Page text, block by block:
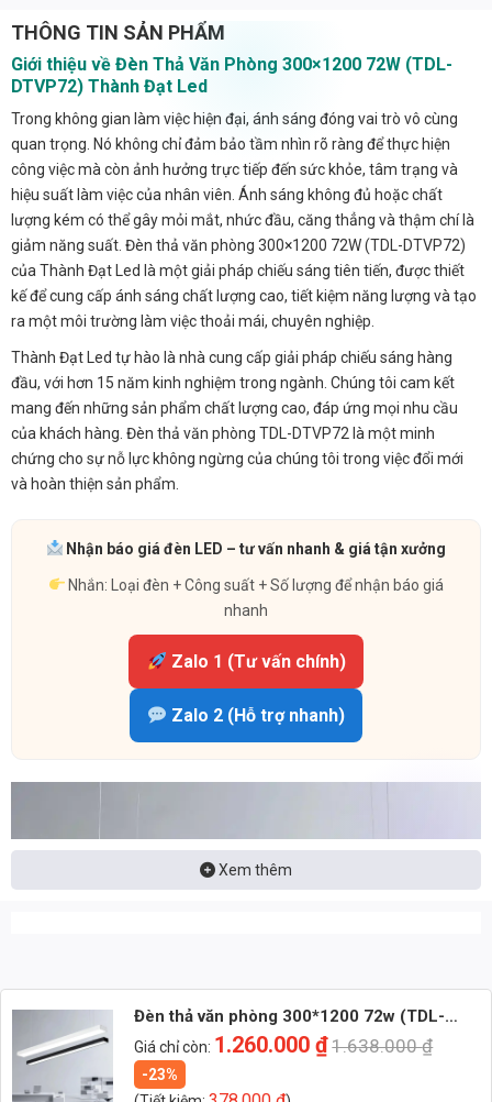
THÔNG TIN SẢN PHẨM
Giới thiệu về Đèn Thả Văn Phòng 300×1200 72W (TDL-
DTVP72) Thành Đạt Led
Trong không gian làm việc hiện đại, ánh sáng đóng vai trò vô cùng
quan trọng. Nó không chỉ đảm bảo tầm nhìn rõ ràng để thực hiện
công việc mà còn ảnh hưởng trực tiếp đến sức khỏe, tâm trạng và
hiệu suất làm việc của nhân viên. Ánh sáng không đủ hoặc chất
lượng kém có thể gây mỏi mắt, nhức đầu, căng thẳng và thậm chí là
giảm năng suất. Đèn thả văn phòng 300×1200 72W (TDL-DTVP72)
của Thành Đạt Led là một giải pháp chiếu sáng tiên tiến, được thiết
kế để cung cấp ánh sáng chất lượng cao, tiết kiệm năng lượng và tạo
ra một môi trường làm việc thoải mái, chuyên nghiệp.
Thành Đạt Led tự hào là nhà cung cấp giải pháp chiếu sáng hàng
đầu, với hơn 15 năm kinh nghiệm trong ngành. Chúng tôi cam kết
mang đến những sản phẩm chất lượng cao, đáp ứng mọi nhu cầu
của khách hàng. Đèn thả văn phòng TDL-DTVP72 là một minh
chứng cho sự nỗ lực không ngừng của chúng tôi trong việc đổi mới
và hoàn thiện sản phẩm.
Nhận báo giá đèn LED – tư vấn nhanh & giá tận xưởng
Nhắn: Loại đèn + Công suất + Số lượng để nhận báo giá
nhanh
Zalo 1 (Tư vấn chính)
Zalo 2 (Hỗ trợ nhanh)
Xem thêm
Đèn thả văn phòng 300*1200 72w (TDL-
DTVP72) Thành Đạt Led
Giá chỉ còn: 1.260.000₫1.638.000₫
-23%